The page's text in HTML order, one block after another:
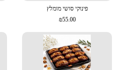
פינוקי סושי מומלץ
₪55.00